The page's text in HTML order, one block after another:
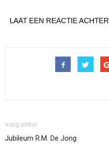
LAAT EEN REACTIE ACHTER
Vorig artikel
Jubileum R.M. De Jong